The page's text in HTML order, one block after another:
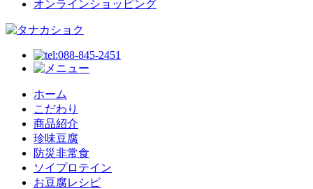
オンラインショッピング
ホーム
こだわり
商品紹介
珍味豆腐
防災非常食
ソイプロテイン
お豆腐レシピ